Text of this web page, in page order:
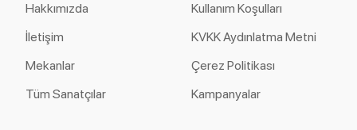
Hakkımızda
İletişim
Mekanlar
Tüm Sanatçılar
Kullanım Koşulları
KVKK Aydınlatma Metni
Çerez Politikası
Kampanyalar